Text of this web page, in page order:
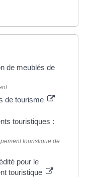
de meublés de
de tourisme
touristiques :
touristique de
pour le
touristique